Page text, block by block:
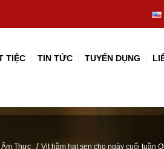
TIỆC TIN TỨC TUYỂN DỤNG
Ẩm Thực / Vịt hầm hạt sen cho ngày cuối tuần